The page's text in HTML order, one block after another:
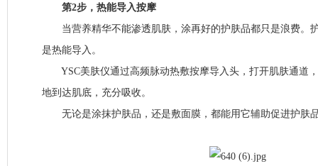
第2步，热能导入按摩
当营养精华不能渗透肌肤，涂再好的护肤品都只是浪费。
是热能导入。
YSC美肤仪通过高频脉动热敷按摩导入头，打开肌肤通道
地到达肌底，充分吸收。
无论是涂抹护肤品，还是敷面膜，都能用它辅助促进护肤